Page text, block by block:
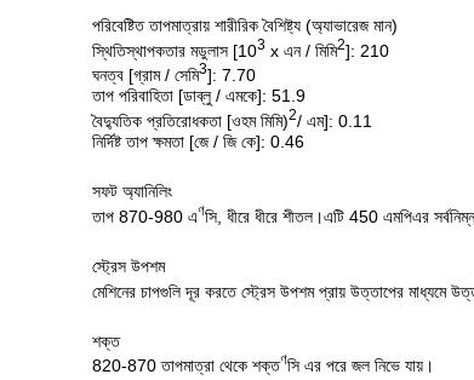
পরিবেষ্টিত তাপমাত্রায় শারীরিক বৈশিষ্ট্য (অ্যাভারেজ মান)
স্থিতিস্থাপকতার মডুলাস [103 x এন / মিমি2]: 210
ঘনত্ব [গ্রাম / সেমি3]: 7.70
তাপ পরিবাহিতা [ডাব্লু / এমকে]: 51.9
বৈদ্যুতিক প্রতিরোধকতা [ওহম মিমি)2/ এম]: 0.11
নির্দিষ্ট তাপ ক্ষমতা [জে / জি কে]: 0.46
সফট অ্যানিলিং
তাপ 870-980 এণসি, ধীরে ধীরে শীতল।এটি 450 এমপিএর
স্ট্রেস উপশম
মেশিনের চাপগুলি দূর করতে স্ট্রেস উপশম প্রায় উত্তাপের মাধ্যমে
শক্ত
820-870 তাপমাত্রা থেকে শক্তণসি এর পরে জল নিভে যায়।